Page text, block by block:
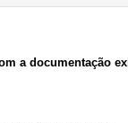
a documentação